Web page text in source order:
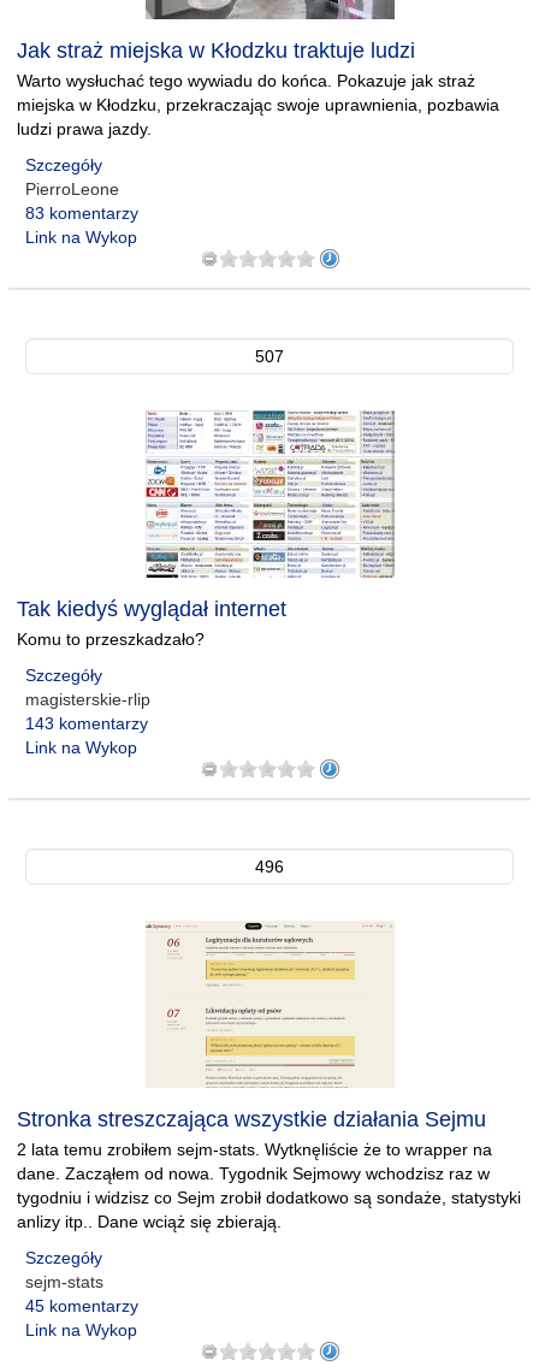
Jak straż miejska w Kłodzku traktuje ludzi
Warto wysłuchać tego wywiadu do końca. Pokazuje jak straż
miejska w Kłodzku, przekraczając swoje uprawnienia, pozbawia
ludzi prawa jazdy.
Szczegóły
PierroLeone
83 komentarzy
Link na Wykop
507
Tak kiedyś wyglądał internet
Komu to przeszkadzało?
Szczegóły
magisterskie-rlip
143 komentarzy
Link na Wykop
496
Stronka streszczająca wszystkie działania Sejmu
2 lata temu zrobiłem sejm-stats. Wytknęliście że to wrapper na
dane. Zacząłem od nowa. Tygodnik Sejmowy wchodzisz raz w
tygodniu i widzisz co Sejm zrobił dodatkowo są sondaże, statystyki
anlizy itp.. Dane wciąż się zbierają.
Szczegóły
sejm-stats
45 komentarzy
Link na Wykop